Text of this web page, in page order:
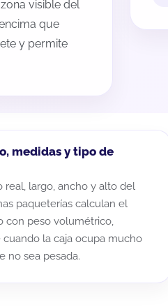
visible del
que
y permite
medidas y tipo de
real, largo, ancho y alto del
paqueterías calculan el
con peso volumétrico,
la caja ocupa mucho
no sea pesada.